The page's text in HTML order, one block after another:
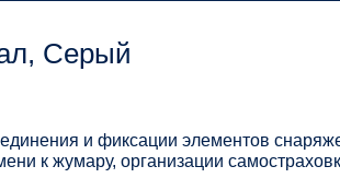
Серый
и фиксации элементов
к жумару, организации